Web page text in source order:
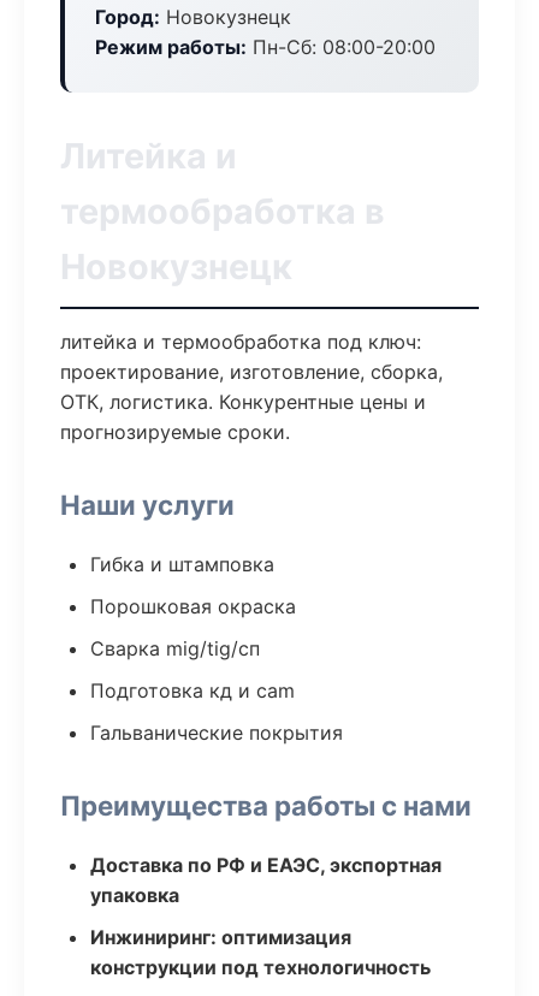
Город: Новокузнецк
Режим работы: Пн-Сб: 08:00-20:00
Литейка и
термообработка в
Новокузнецк
литейка и термообработка под ключ:
проектирование, изготовление, сборка,
ОТК, логистика. Конкурентные цены и
прогнозируемые сроки.
Наши услуги
Гибка и штамповка
Порошковая окраска
Сварка mig/tig/сп
Подготовка кд и cam
Гальванические покрытия
Преимущества работы с нами
Доставка по РФ и ЕАЭС, экспортная
упаковка
Инжиниринг: оптимизация
конструкции под технологичность